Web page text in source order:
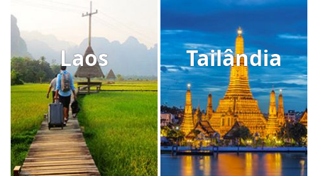
Laos Tailândia